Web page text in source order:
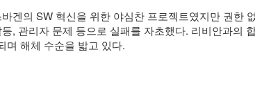
겐의 SW 혁신을 위한 야심찬 프로젝트였지만 권한
, 관리자 문제 등으로 실패를 자초했다. 리비안과의
며 해체 수순을 밟고 있다.